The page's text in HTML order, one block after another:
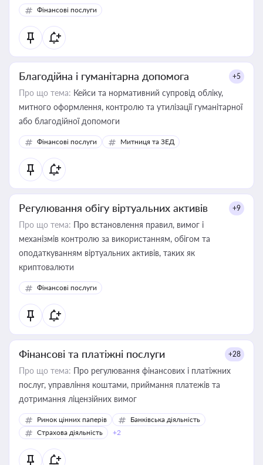
Фінансові послуги
Благодійна і гуманітарна допомога +5
Про що тема: Кейси та нормативний супровід обліку,
митного оформлення, контролю та утилізації гуманітарної
або благодійної допомоги
Фінансові послуги Митниця та ЗЕД
Регулювання обігу віртуальних активів +9
Про що тема: Про встановлення правил, вимог і
механізмів контролю за використанням, обігом та
оподаткуванням віртуальних активів, таких як
криптовалюти
Фінансові послуги
Фінансові та платіжні послуги +28
Про що тема: Про регулювання фінансових і платіжних
послуг, управління коштами, приймання платежів та
дотримання ліцензійних вимог
Ринок цінних паперів
Банківська діяльність
Страхова діяльність
+2